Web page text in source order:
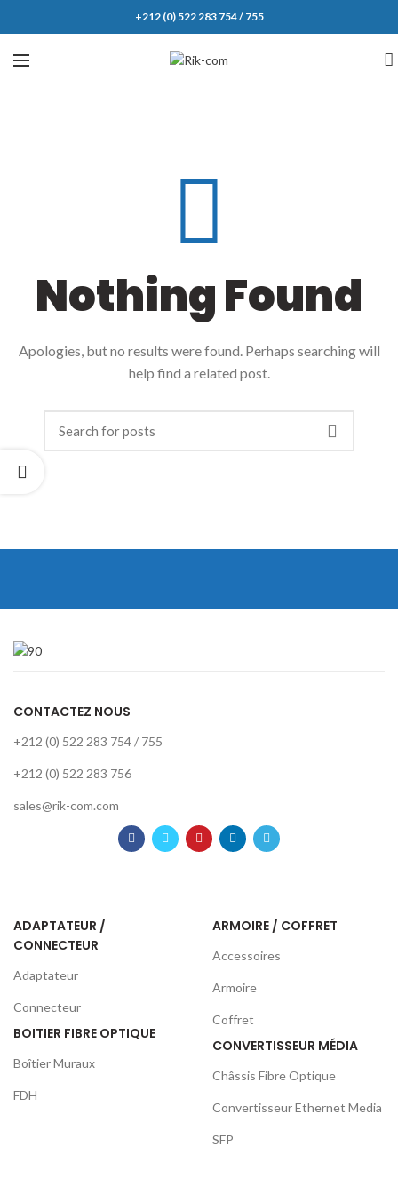
+212 (0) 522 283 754 / 755
Nothing Found
Apologies, but no results were found. Perhaps searching will
help find a related post.
CONTACTEZ NOUS
+212 (0) 522 283 754 / 755
+212 (0) 522 283 756
sales@rik-com.com
ADAPTATEUR /
CONNECTEUR
Adaptateur
Connecteur
BOITIER FIBRE OPTIQUE
Boîtier Muraux
FDH
ARMOIRE / COFFRET
Accessoires
Armoire
Coffret
CONVERTISSEUR MÉDIA
Châssis Fibre Optique
Convertisseur Ethernet Media
SFP